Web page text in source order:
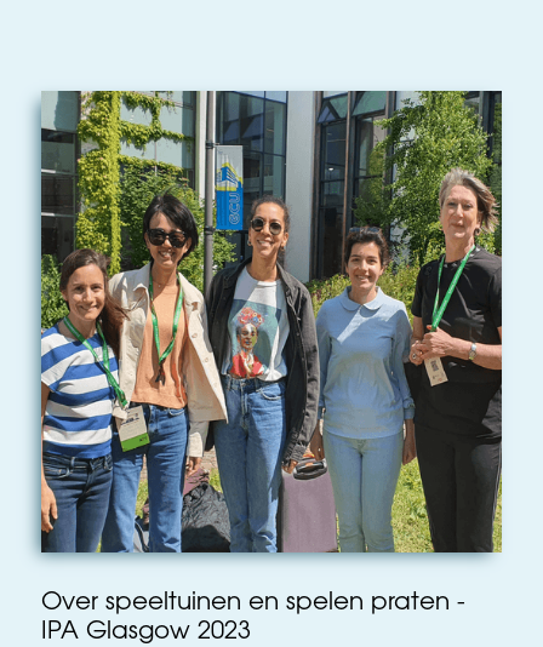
Over speeltuinen en spelen praten -
IPA Glasgow 2023